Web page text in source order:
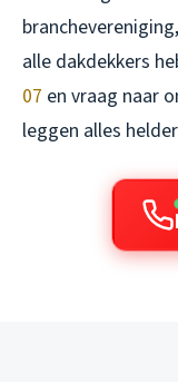
alle dakdekkers
07 en vraag naar
leggen alles